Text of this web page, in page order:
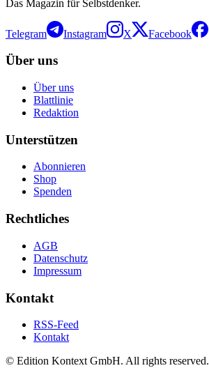
Das Magazin für Selbstdenker.
Telegram Instagram X Facebook
Über uns
Über uns
Blattlinie
Redaktion
Unterstützen
Abonnieren
Shop
Spenden
Rechtliches
AGB
Datenschutz
Impressum
Kontakt
RSS-Feed
Kontakt
© Edition Kontext GmbH. All rights reserved.